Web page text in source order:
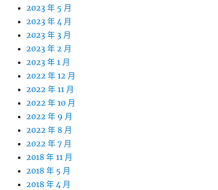
2023 年 5 月
2023 年 4 月
2023 年 3 月
2023 年 2 月
2023 年 1 月
2022 年 12 月
2022 年 11 月
2022 年 10 月
2022 年 9 月
2022 年 8 月
2022 年 7 月
2018 年 11 月
2018 年 5 月
2018 年 4 月